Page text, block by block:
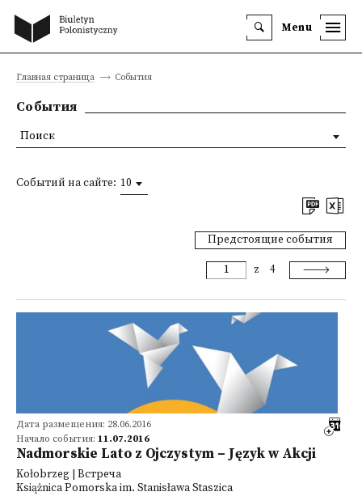
Menu
Главная страница События
События
Событий на сайте: 10
Предстоящие события
z 4
Дата размещения: 28.06.2016
Начало события: 11.07.2016
Nadmorskie Lato z Ojczystym – Język w Akcji
Kołobrzeg | Встреча
Książnica Pomorska im. Stanisława Staszica
Поиск